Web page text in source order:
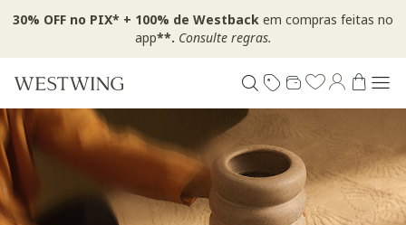
30% OFF no PIX* + 100% de Westback em compras feitas no
app**. Consulte regras.